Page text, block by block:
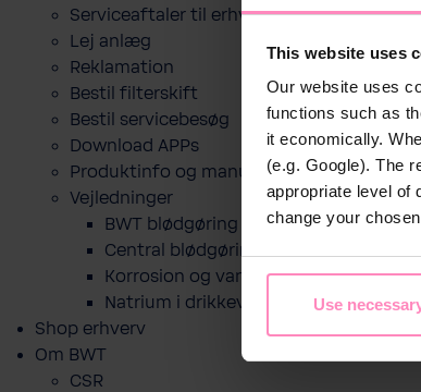
This website uses
Our website uses
functions such as
it economically.
(e.g. Google). The
appropriate level of
change your
Use
Serviceaftaler til erhverv
Lej anlæg
Reklamation
Bestil filterskift
Bestil servicebesøg
Download APPs
Produktinfo og manualer
Vejledninger
BWT blødgøring til drikkevand
Central blødgøring
Korro­sion og vand­kva­litet
Natrium i drikkevand og blødgøring
Shop erhverv
Om BWT
CSR